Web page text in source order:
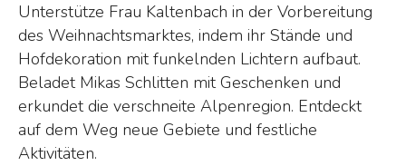
Unterstütze Frau Kaltenbach in der Vorbereitung
des Weihnachtsmarktes, indem ihr Stände und
Hofdekoration mit funkelnden Lichtern aufbaut.
Beladet Mikas Schlitten mit Geschenken und
erkundet die verschneite Alpenregion. Entdeckt
auf dem Weg neue Gebiete und festliche
Aktivitäten.